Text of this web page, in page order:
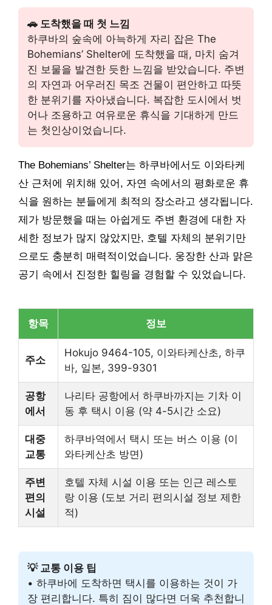
🚗 도착했을 때 첫 느낌
하쿠바의 숲속에 아늑하게 자리 잡은 The
Bohemians’ Shelter에 도착했을 때, 마치 숨겨
진 보물을 발견한 듯한 느낌을 받았습니다. 주변
의 자연과 어우러진 목조 건물이 편안하고 따뜻
한 분위기를 자아냈습니다. 복잡한 도시에서 벗
어나 조용하고 여유로운 휴식을 기대하게 만드
는 첫인상이었습니다.
The Bohemians’ Shelter는 하쿠바에서도 이와타케
산 근처에 위치해 있어, 자연 속에서의 평화로운 휴
식을 원하는 분들에게 최적의 장소라고 생각됩니다.
제가 방문했을 때는 아쉽게도 주변 환경에 대한 자
세한 정보가 많지 않았지만, 호텔 자체의 분위기만
으로도 충분히 매력적이었습니다. 웅장한 산과 맑은
공기 속에서 진정한 힐링을 경험할 수 있었습니다.
항목 정보
주소
Hokujo 9464-105, 이와타케산초, 하쿠
바, 일본, 399-9301
공항
에서
나리타 공항에서 하쿠바까지는 기차 이
동 후 택시 이용 (약 4-5시간 소요)
대중
교통
하쿠바역에서 택시 또는 버스 이용 (이
와타케산초 방면)
주변
편의
시설
호텔 자체 시설 이용 또는 인근 레스토
랑 이용 (도보 거리 편의시설 정보 제한
적)
💡 교통 이용 팁
• 하쿠바에 도착하면 택시를 이용하는 것이 가
장 편리합니다. 특히 짐이 많다면 더욱 추천합니